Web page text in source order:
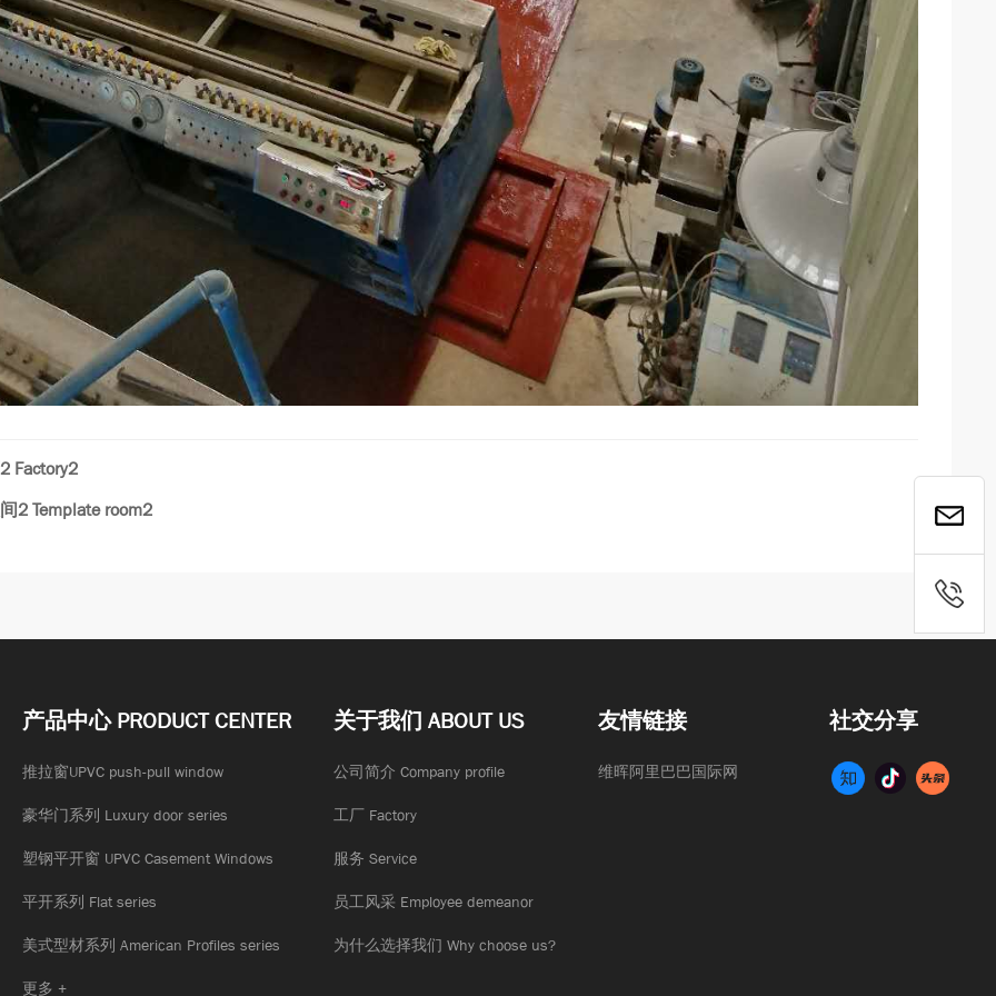
Factory2
2 Template room2
产品中心 PRODUCT CENTER
推拉窗UPVC push-pull window
豪华门系列 Luxury door series
塑钢平开窗 UPVC Casement Windows
平开系列 Flat series
美式型材系列 American Profiles series
更多 +
关于我们 ABOUT US
公司简介 Company profile
工厂 Factory
服务 Service
员工风采 Employee demeanor
为什么选择我们 Why choose us?
友情链接
维晖阿里巴巴国际网
社交分享